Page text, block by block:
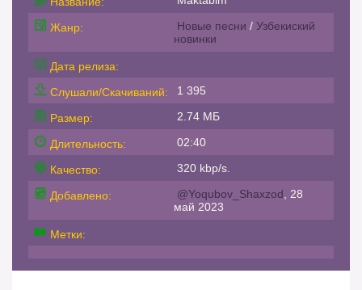
Жанр: Новые песни / Узбекиский
новинки
Дата релиза:
Слушали/Скачиваний:
1 395
Размер: 2.74 МБ
Длительность: 02:40
Качество: 320 kbp/s.
Добавлено: @Yoqubov_Shaxzod , 28
май 2023
Метки: